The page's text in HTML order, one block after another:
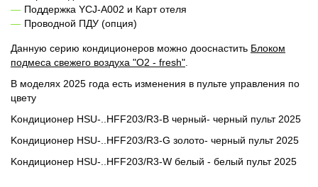
Поддержка YCJ-A002 и Карт отеля
Проводной ПДУ (опция)
Данную серию кондиционеров можно дооснастить Блоком
подмеса свежего воздуха "О2 - fresh"
В моделях 2025 года есть изменения в пульте управления по
цвету
Kондиционер HSU-..HFF203/R3-B черный- черный пульт 2025
Kондиционер HSU-..HFF203/R3-G золото- черный пульт 2025
Kондиционер HSU-..HFF203/R3-W белый - белый пульт 2025